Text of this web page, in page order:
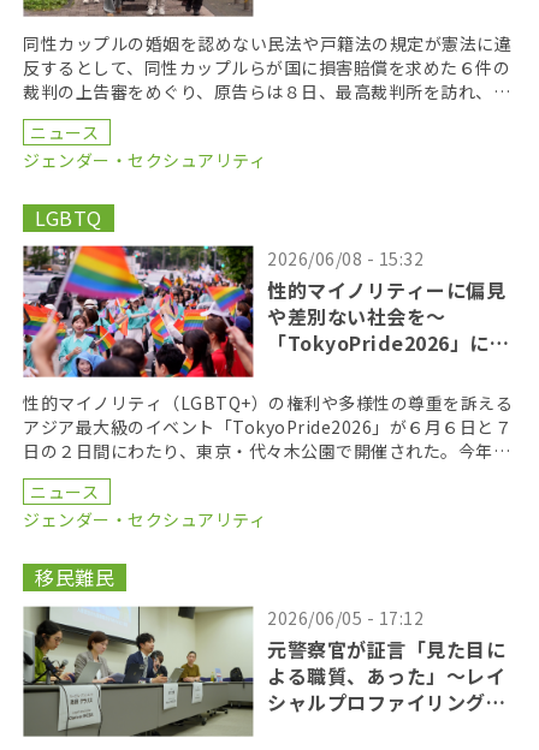
同性カップルの婚姻を認めない民法や戸籍法の規定が憲法に違
反するとして、同性カップルらが国に損害賠償を求めた６件の
裁判の上告審をめぐり、原告らは８日、最高裁判所を訪れ、違
憲判決を出すよう求める署名を提出した。 原告らは最高 […]
ニュース
ジェンダー・セクシュアリティ
LGBTQ
2026/06/08 - 15:32
性的マイノリティーに偏見
や差別ない社会を〜
「TokyoPride2026」に２
性的マイノリティ（LGBTQ+）の権利や多様性の尊重を訴える
アジア最大級のイベント「TokyoPride2026」が６月６日と７
日の２日間にわたり、東京・代々木公園で開催された。今年の
テーマは、「多様性と平等がひらく未来 […]
ニュース
ジェンダー・セクシュアリティ
移民難民
2026/06/05 - 17:12
元警察官が証言「見た目に
よる職質、あった」〜レイ
シャルプロファイリング訴